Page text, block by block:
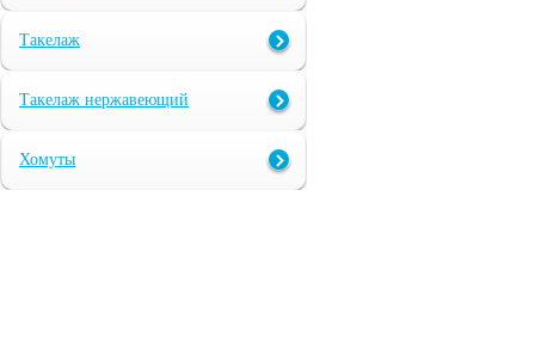
Такелаж
Такелаж нержавеющий
Хомуты